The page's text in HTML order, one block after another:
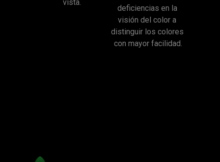
vista.
deficiencias en la
visión del color a
distinguir los colores
con mayor facilidad.